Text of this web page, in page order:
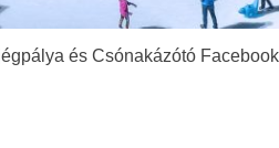
és Csónakázótó Facebook